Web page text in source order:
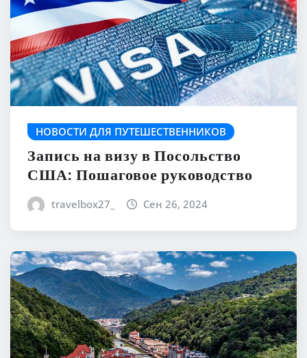
НОВОСТИ ДЛЯ ПУТЕШЕСТВЕННИКОВ
Запись на визу в Посольство
США: Пошаговое руководство
travelbox27_ Сен 26, 2024